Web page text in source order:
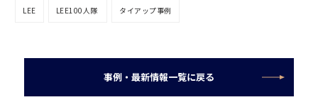
LEE LEE100人隊 タイアップ事例
事例・最新情報一覧に戻る